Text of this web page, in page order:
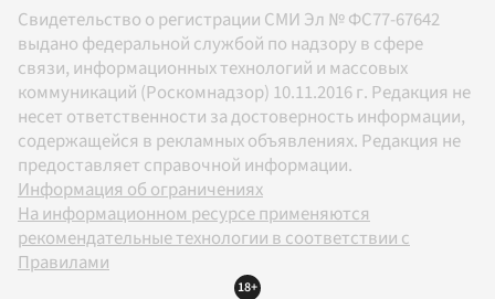
Свидетельство о регистрации СМИ Эл № ФС77-67642
выдано федеральной службой по надзору в сфере
связи, информационных технологий и массовых
коммуникаций (Роскомнадзор) 10.11.2016 г. Редакция не
несет ответственности за достоверность информации,
содержащейся в рекламных объявлениях. Редакция не
предоставляет справочной информации.
Информация об ограничениях
На информационном ресурсе применяются
рекомендательные технологии в соответствии с
Правилами
18+